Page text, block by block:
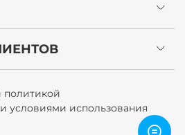
политикой
условиями использования